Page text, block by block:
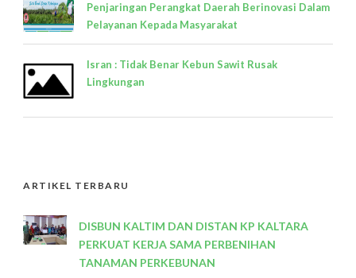
Penjaringan Perangkat Daerah Berinovasi Dalam
Pelayanan Kepada Masyarakat
Isran : Tidak Benar Kebun Sawit Rusak
Lingkungan
ARTIKEL TERBARU
DISBUN KALTIM DAN DISTAN KP KALTARA
PERKUAT KERJA SAMA PERBENIHAN
TANAMAN PERKEBUNAN